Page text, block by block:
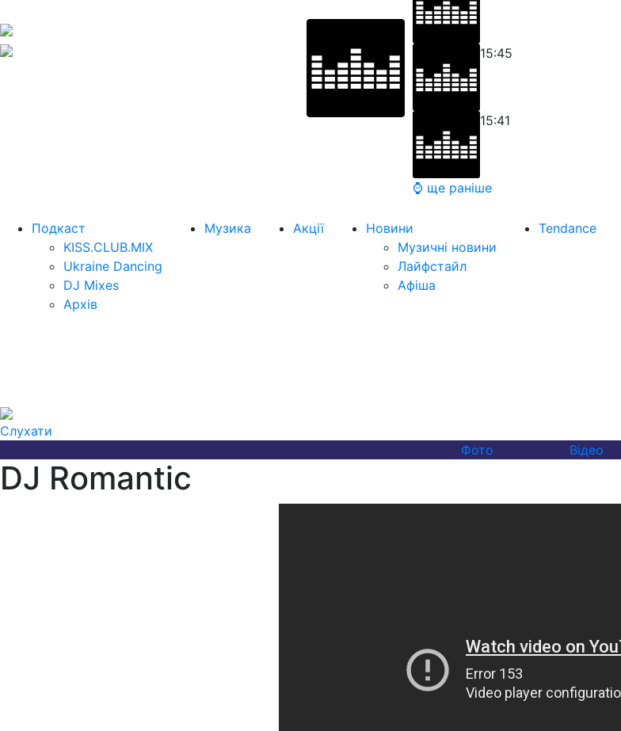
15:45
15:41
⌚ ще раніше
Подкаст
KISS.CLUB.MIX
Ukraine Dancing
DJ Mixes
Архів
Музика Акції
Новини
Музичні новини
Лайфстайл
Афіша
Tendance
Слухати
Фото
Відео
DJ Romantic